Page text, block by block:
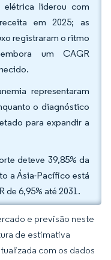
elétrica liderou com
em 2025; as
registraram o ritmo
um CAGR
representaram
o diagnóstico
para expandir a
deteve 39,85% da
a Ásia-Pacífico está
de 6,95% até 2031.
e previsão neste
de estimativa
com os dados